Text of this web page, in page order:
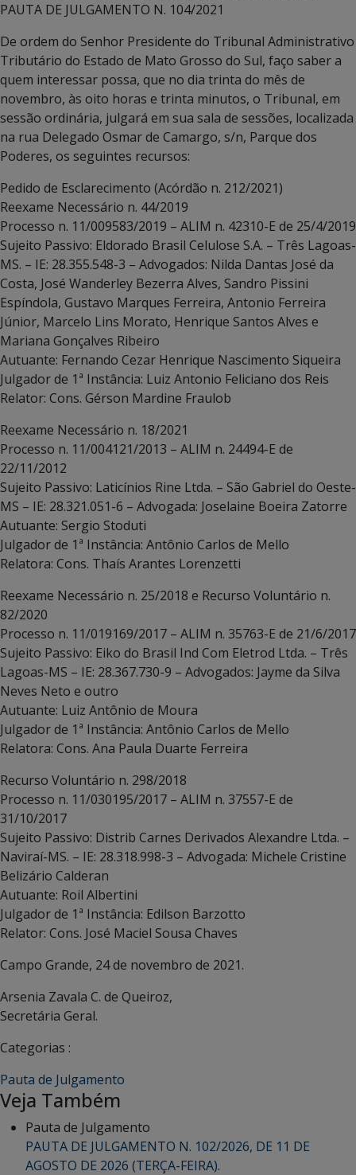
PAUTA DE JULGAMENTO N. 104/2021
De ordem do Senhor Presidente do Tribunal Administrativo
Tributário do Estado de Mato Grosso do Sul, faço saber a
quem interessar possa, que no dia trinta do mês de
novembro, às oito horas e trinta minutos, o Tribunal, em
sessão ordinária, julgará em sua sala de sessões, localizada
na rua Delegado Osmar de Camargo, s/n, Parque dos
Poderes, os seguintes recursos:
Pedido de Esclarecimento (Acórdão n. 212/2021)
Reexame Necessário n. 44/2019
Processo n. 11/009583/2019 – ALIM n. 42310-E de 25/4/2019
Sujeito Passivo: Eldorado Brasil Celulose S.A. – Três Lagoas-
MS. – IE: 28.355.548-3 – Advogados: Nilda Dantas José da
Costa, José Wanderley Bezerra Alves, Sandro Pissini
Espíndola, Gustavo Marques Ferreira, Antonio Ferreira
Júnior, Marcelo Lins Morato, Henrique Santos Alves e
Mariana Gonçalves Ribeiro
Autuante: Fernando Cezar Henrique Nascimento Siqueira
Julgador de 1ª Instância: Luiz Antonio Feliciano dos Reis
Relator: Cons. Gérson Mardine Fraulob
Reexame Necessário n. 18/2021
Processo n. 11/004121/2013 – ALIM n. 24494-E de
22/11/2012
Sujeito Passivo: Laticínios Rine Ltda. – São Gabriel do Oeste-
MS – IE: 28.321.051-6 – Advogada: Joselaine Boeira Zatorre
Autuante: Sergio Stoduti
Julgador de 1ª Instância: Antônio Carlos de Mello
Relatora: Cons. Thaís Arantes Lorenzetti
Reexame Necessário n. 25/2018 e Recurso Voluntário n.
82/2020
Processo n. 11/019169/2017 – ALIM n. 35763-E de 21/6/2017
Sujeito Passivo: Eiko do Brasil Ind Com Eletrod Ltda. – Três
Lagoas-MS – IE: 28.367.730-9 – Advogados: Jayme da Silva
Neves Neto e outro
Autuante: Luiz Antônio de Moura
Julgador de 1ª Instância: Antônio Carlos de Mello
Relatora: Cons. Ana Paula Duarte Ferreira
Recurso Voluntário n. 298/2018
Processo n. 11/030195/2017 – ALIM n. 37557-E de
31/10/2017
Sujeito Passivo: Distrib Carnes Derivados Alexandre Ltda. –
Naviraí-MS. – IE: 28.318.998-3 – Advogada: Michele Cristine
Belizário Calderan
Autuante: Roil Albertini
Julgador de 1ª Instância: Edilson Barzotto
Relator: Cons. José Maciel Sousa Chaves
Campo Grande, 24 de novembro de 2021.
Arsenia Zavala C. de Queiroz,
Secretária Geral.
Categorias :
Pauta de Julgamento
Veja Também
Pauta de Julgamento
PAUTA DE JULGAMENTO N. 102/2026, DE 11 DE
AGOSTO DE 2026 (TERÇA-FEIRA).